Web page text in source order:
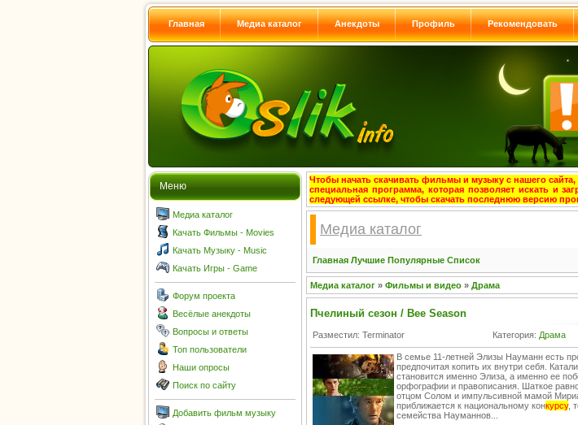
Главная Медиа каталог Анекдоты Профиль Рекомендовать
Меню
Медиа каталог
Качать Фильмы - Movies
Качать Музыку - Music
Качать Игры - Game
Форум проекта
Весёлые анекдоты
Вопросы и ответы
Топ пользователи
Наши опросы
Поиск по сайту
Добавить фильм музыку
Чтобы начать скачивать фильмы и музыку с нашего
специальная программа, которая позволяет искать и
следующей ссылке, чтобы скачать последнюю версию
Медиа каталог
Главная Лучшие Популярные Список
Медиа каталог » Фильмы и видео » Драма
Пчелиный сезон / Bee Season
Разместил: Terminator Категория: Драма
В семье 11-летней Элизы Науманн есть
предпочитая копить их внутри себя.
становится именно Элиза, а именно ее
орфографии и правописания. Шаткое
отцом Солом и импульсивной мамой
приближается к национальному конкурсу,
семейства Науманнов...